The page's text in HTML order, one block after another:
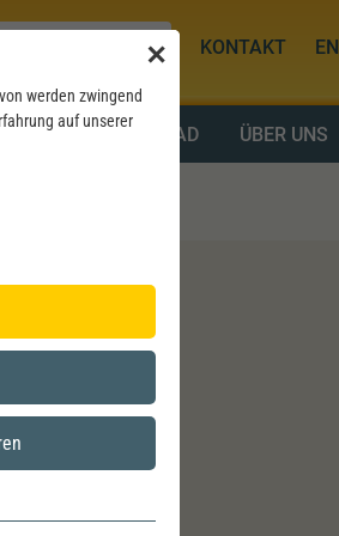
KONTAKT EN
DOWNLOAD ÜBER UNS
✕
werden zwingend
auf unserer